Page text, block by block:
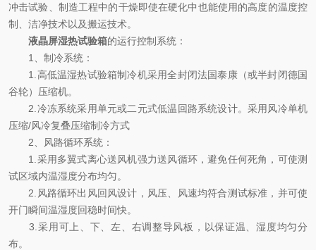
冲击试验、制造工程中的干燥即使在硬化中也能使用的高度的温度控
制、洁净技术以及搬运技术。
液晶屏湿热试验箱的运行控制系统：
1、制冷系统：
1.高低温湿热试验箱制冷机采用全封闭法国泰康（或半封闭德国
谷轮）压缩机。
2.冷冻系统采用单元或二元式低温回路系统设计。采用风冷单机
压缩/风冷复叠压缩制冷方式
2、风路循环系统：
1.采用多翼式离心送风机强力送风循环，避免任何死角，可使测
试区域内温湿度分布均匀。
2.风路循环出风回风设计，风压、风速均符合测试标准，并可使
开门瞬间温湿度回稳时间快。
3.采用可上、下、左、右调整导风板，以保证温、湿度均匀分
布。